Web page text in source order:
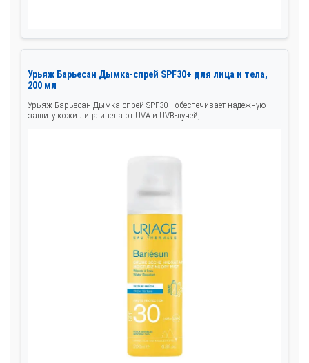
Урьяж Барьесан Дымка-спрей SPF30+ для лица и тела,
200 мл
Урьяж Барьесан Дымка-спрей SPF30+ обеспечивает надежную
защиту кожи лица и тела от UVA и UVB-лучей, ...